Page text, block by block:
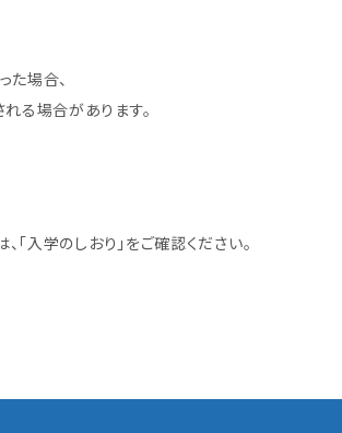
場合、
る場合があります。
入学のしおり」をご確認ください。